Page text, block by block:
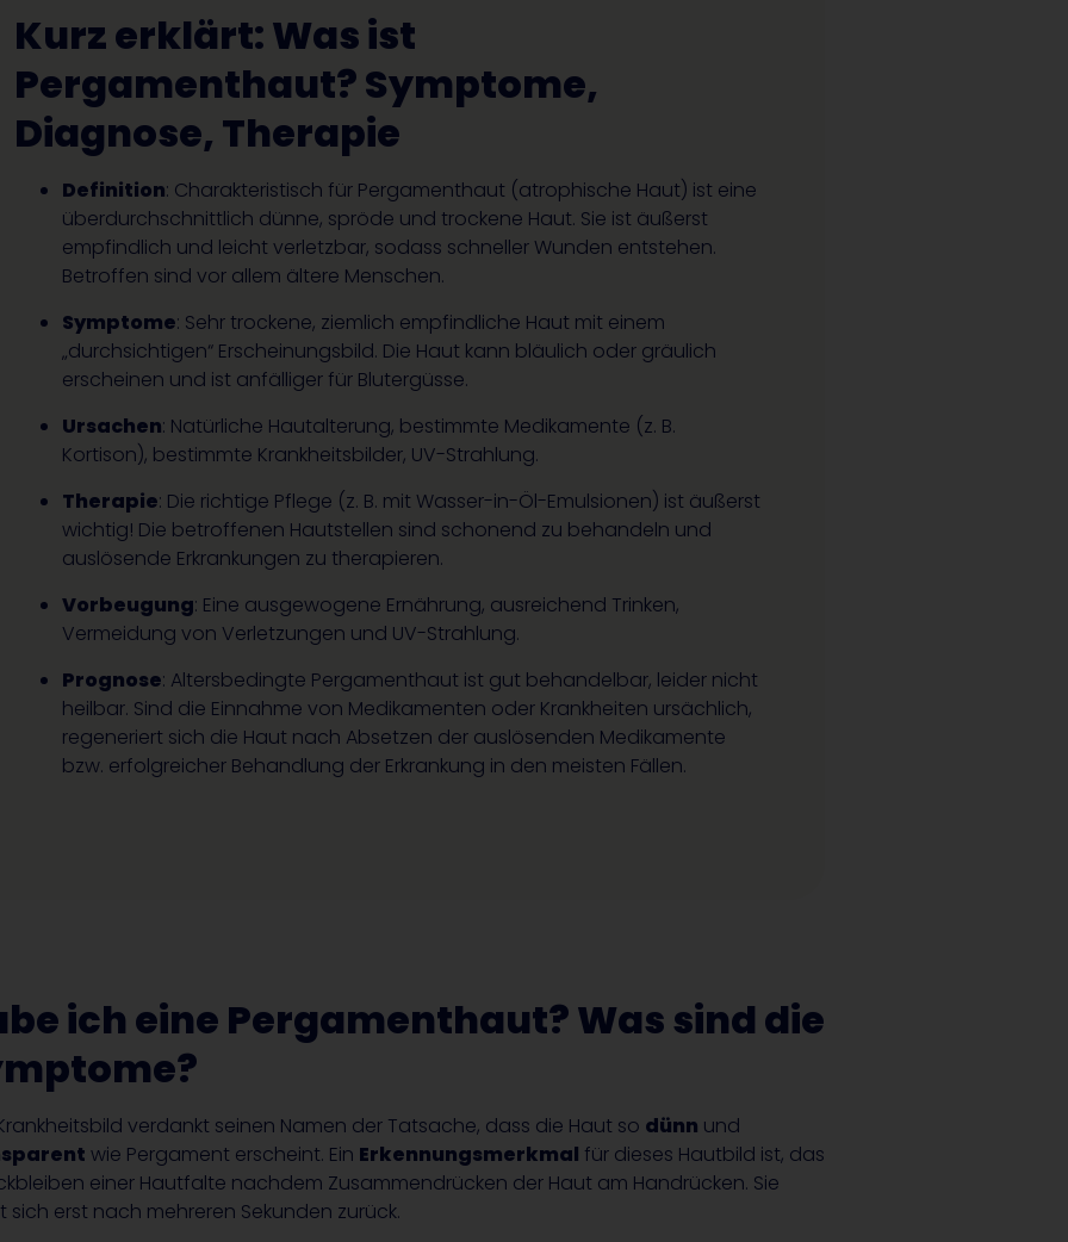
Kurz erklärt: Was ist
Pergamenthaut? Symptome,
Diagnose, Therapie
Definition: Charakteristisch für Pergamenthaut (atrophische Haut) ist eine
überdurchschnittlich dünne, spröde und trockene Haut. Sie ist äußerst
empfindlich und leicht verletzbar, sodass schneller Wunden entstehen.
Betroffen sind vor allem ältere Menschen.
Symptome: Sehr trockene, ziemlich empfindliche Haut mit einem
„durchsichtigen“ Erscheinungsbild. Die Haut kann bläulich oder gräulich
erscheinen und ist anfälliger für Blutergüsse.
Ursachen: Natürliche Hautalterung, bestimmte Medikamente (z. B.
Kortison), bestimmte Krankheitsbilder, UV-Strahlung.
Therapie: Die richtige Pflege (z. B. mit Wasser-in-Öl-Emulsionen) ist äußerst
wichtig! Die betroffenen Hautstellen sind schonend zu behandeln und
auslösende Erkrankungen zu therapieren.
Vorbeugung: Eine ausgewogene Ernährung, ausreichend Trinken,
Vermeidung von Verletzungen und UV-Strahlung.
Prognose: Altersbedingte Pergamenthaut ist gut behandelbar, leider nicht
heilbar. Sind die Einnahme von Medikamenten oder Krankheiten ursächlich,
regeneriert sich die Haut nach Absetzen der auslösenden Medikamente
bzw. erfolgreicher Behandlung der Erkrankung in den meisten Fällen.
ich eine Pergamenthaut? Was sind die
verdankt seinen Namen der Tatsache, dass die Haut so dünn und
wie Pergament erscheint. Ein Erkennungsmerkmal für dieses Hautbild ist, das
einer Hautfalte nachdem Zusammendrücken der Haut am Handrücken. Sie
sich erst nach mehreren Sekunden zurück.